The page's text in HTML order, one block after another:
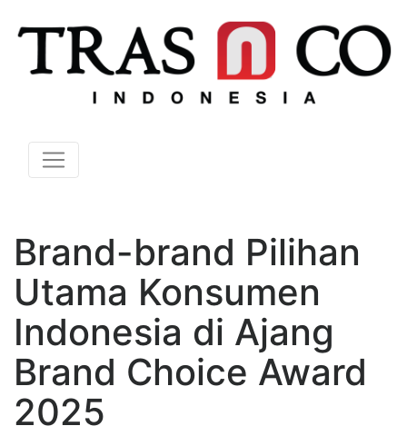
Brand-brand Pilihan
Utama Konsumen
Indonesia di Ajang
Brand Choice Award
2025